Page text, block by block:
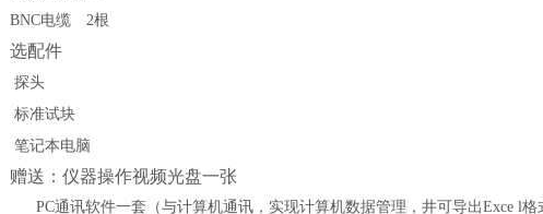
BNC电缆 2根
选配件
探头
标准试块
笔记本电脑
赠送：仪器操作视频光盘一张
PC通讯软件一套（与计算机通讯，实现计算机数据管理，井可导出Exce l